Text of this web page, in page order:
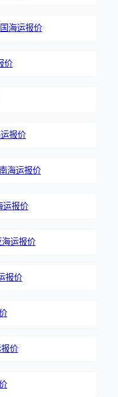
海运报价
价
报价
海运报价
运报价
运报价
报价
价